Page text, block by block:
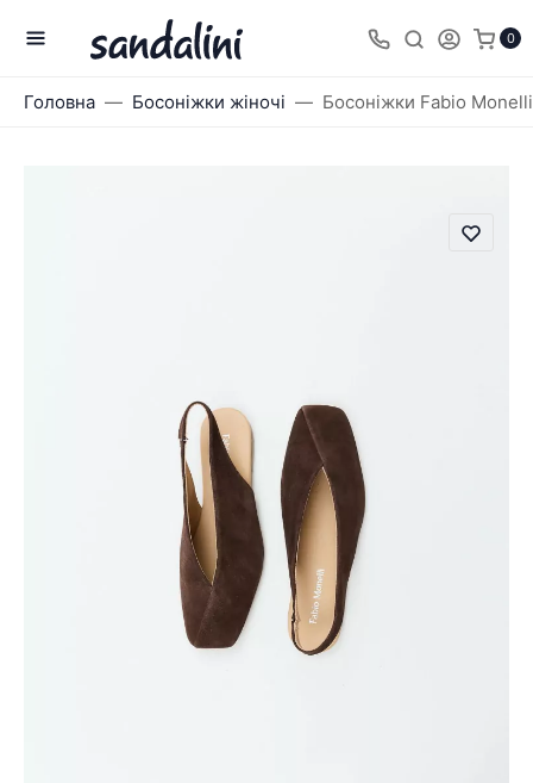
0
Головна Босоніжки жіночі Босоніжки Fabio